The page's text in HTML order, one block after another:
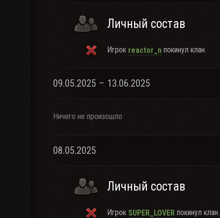
Личный состав
Игрок reactor_n покинул клан.
09.05.2025 – 13.06.2025
Ничего не произошло
08.05.2025
Личный состав
Игрок SUPER_LOVER покинул клан.